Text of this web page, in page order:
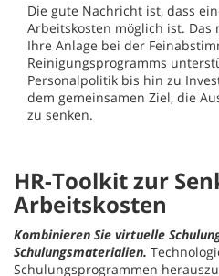
Die gute Nachricht ist, dass
Arbeitskosten möglich ist. Das
Ihre Anlage bei der
Reinigungsprogramms
Personalpolitik bis hin zu
dem gemeinsamen Ziel, die
zu senken.
HR-Toolkit zur
Arbeitskosten
Kombinieren Sie virtuelle
Schulungsmaterialien.
Schulungsprogrammen